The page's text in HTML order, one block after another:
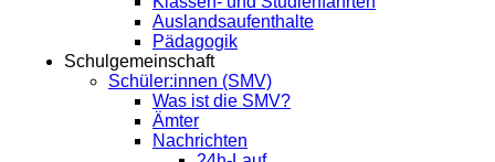
Auslandsaufenthalte
Pädagogik
Schulgemeinschaft
Schüler:innen (SMV)
Was ist die SMV?
Ämter
Nachrichten